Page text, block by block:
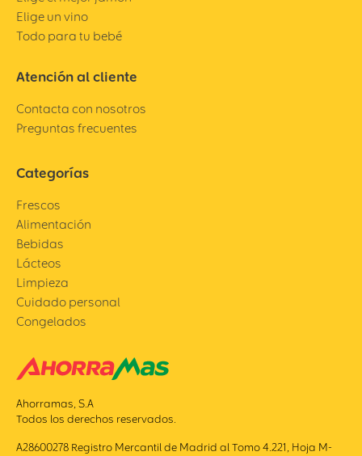
Elige un vino
Todo para tu bebé
Atención al cliente
Contacta con nosotros
Preguntas frecuentes
Categorías
Frescos
Alimentación
Bebidas
Lácteos
Limpieza
Cuidado personal
Congelados
Ahorramas, S.A
Todos los derechos reservados.
A28600278 Registro Mercantil de Madrid al Tomo 4.221, Hoja M-